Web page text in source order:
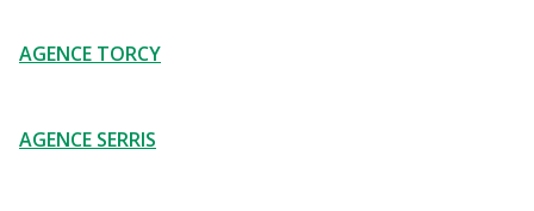
AGENCE TORCY
AGENCE SERRIS